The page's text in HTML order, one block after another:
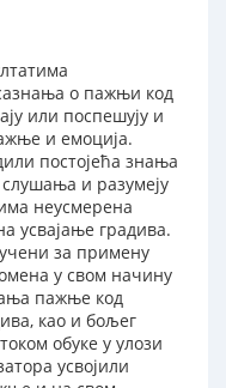
о пажњи код
или поспешују и
и емоција.
постојећа знања
и разумеју
неусмерена
усвајање градива.
за примену
у свом начину
пажње код
као и бољег
обуке у улози
усвојили